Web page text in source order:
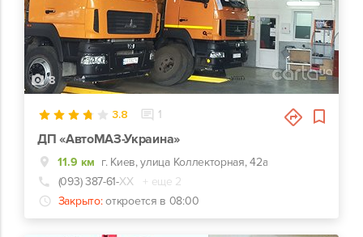
8
3.8 1
ДП «АвтоМАЗ-Украина»
11.9 км г. Киев, улица Коллекторная, 42а
(093) 387-61-ХХ
+ еще 2
Закрыто: откроется в 08:00